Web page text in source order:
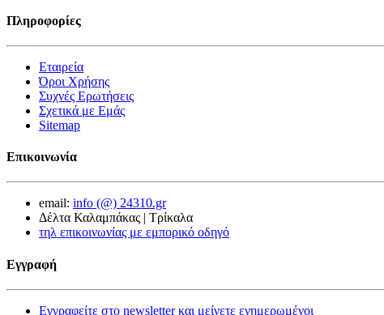
Πληροφορίες
Εταιρεία
Όροι Χρήσης
Συχνές Ερωτήσεις
Σχετικά με Εμάς
Sitemap
Επικοινωνία
email: info (@) 24310.gr
Δέλτα Καλαμπάκας | Τρίκαλα
τηλ επικοινωνίας με εμπορικό οδηγό
Εγγραφή
Εγγραφείτε στο newsletter και μείνετε ενημερωμένοι